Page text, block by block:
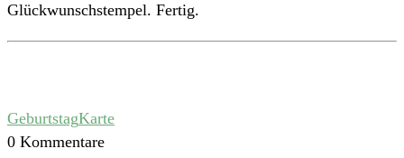
Glückwunschstempel. Fertig.
GeburtstagKarte
0 Kommentare